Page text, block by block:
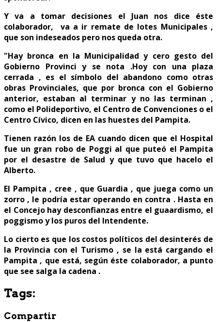
Y va a tomar decisiones el Juan nos dice éste
colaborador, va a ir remate de lotes Municipales ,
que son indeseados pero nos queda otra.
"Hay bronca en la Municipalidad y cero gesto del
Gobierno Provinci y se nota .Hoy con una plaza
cerrada , es el símbolo del abandono como otras
obras Provinciales, que por bronca con el Gobierno
anterior, estaban al terminar y no las terminan ,
como el Polideportivo, el Centro de Convenciones o el
Centro Cívico, dicen en las huestes del Pampita.
Tienen razón los de EA cuando dicen que el Hospital
fue un gran robo de Poggi al que puteó el Pampita
por el desastre de Salud y que tuvo que hacelo el
Alberto.
El Pampita , cree , que Guardia , que juega como un
zorro , le podría estar operando en contra . Hasta en
el Concejo hay desconfianzas entre el guaardismo, el
poggismo y los puros del Intendente.
Lo cierto es que los costos políticos del desinterés de
la Provincia con el Turismo , se la está cargando el
Pampita , que está, según éste colaborador, a punto
que see salga la cadena .
Tags:
Compartir